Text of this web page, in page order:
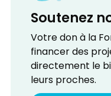
Soutenez
Votre don à la
financer des
directement le
leurs proches.